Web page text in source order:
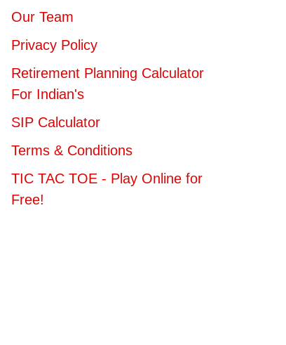
Our Team
Privacy Policy
Retirement Planning Calculator
For Indian's
SIP Calculator
Terms & Conditions
TIC TAC TOE - Play Online for
Free!